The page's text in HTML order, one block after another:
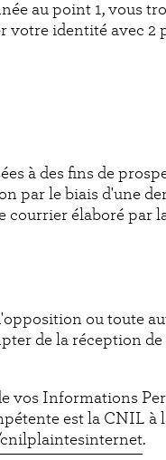
au point 1, vous
votre identité avec 2
à des fins de
par le biais d'une
courrier élaboré par
ou toute
de la réception
vos Informations
est la CNIL à
.